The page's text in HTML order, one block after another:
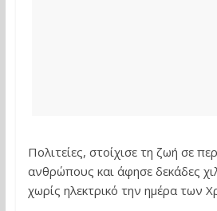
Πολιτείες, στοίχισε τη ζωή σε
ανθρώπους και άφησε δεκάδες
χωρίς ηλεκτρικό την ημέρα των